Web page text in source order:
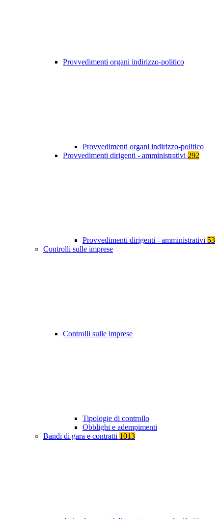
Provvedimenti organi indirizzo-politico
Provvedimenti organi indirizzo-politico
Provvedimenti dirigenti - amministrativi 292
Provvedimenti dirigenti - amministrativi 53
Controlli sulle imprese
Controlli sulle imprese
Tipologie di controllo
Obblighi e adempimenti
Bandi di gara e contratti 1013